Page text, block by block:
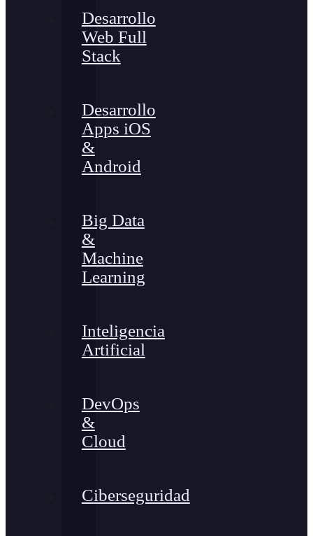
Desarrollo
Web Full
Stack
Desarrollo
Apps iOS
&
Android
Big Data
&
Machine
Learning
Inteligencia
Artificial
DevOps
&
Cloud
Ciberseguridad